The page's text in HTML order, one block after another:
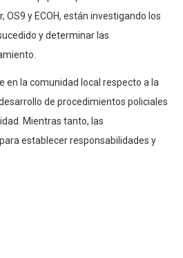
OS9 y ECOH, están investigando los
y determinar las
en la comunidad local respecto a la
de procedimientos policiales
Mientras tanto, las
establecer responsabilidades y